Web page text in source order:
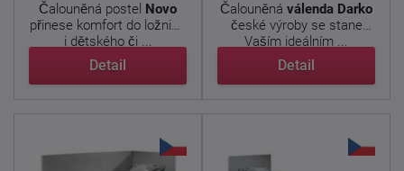
Čalouněná postel Novo
přinese komfort do ložnice
i dětského či ...
Detail
Čalouněná válenda Darko
české výroby se stane
Vaším ideálním ...
Detail